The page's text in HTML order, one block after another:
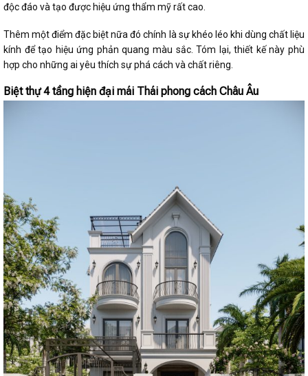
độc đáo và tạo được hiệu ứng thẩm mỹ rất cao.
Thêm một điểm đặc biệt nữa đó chính là sự khéo léo khi dùng chất liệu
kính để tạo hiệu ứng phản quang màu sắc. Tóm lại, thiết kế này phù
hợp cho những ai yêu thích sự phá cách và chất riêng.
Biệt thự 4 tầng hiện đại mái Thái phong cách Châu Âu